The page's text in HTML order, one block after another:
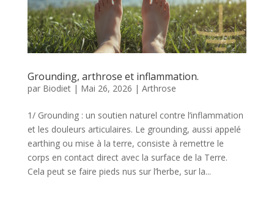
Grounding, arthrose et inflammation.
par Biodiet| Mai 26, 2026 | Arthrose
1/ Grounding : un soutien naturel contre l’inflammation
et les douleurs articulaires. Le grounding, aussi appelé
earthing ou mise à la terre, consiste à remettre le
corps en contact direct avec la surface de la Terre.
Cela peut se faire pieds nus sur l’herbe, sur la...